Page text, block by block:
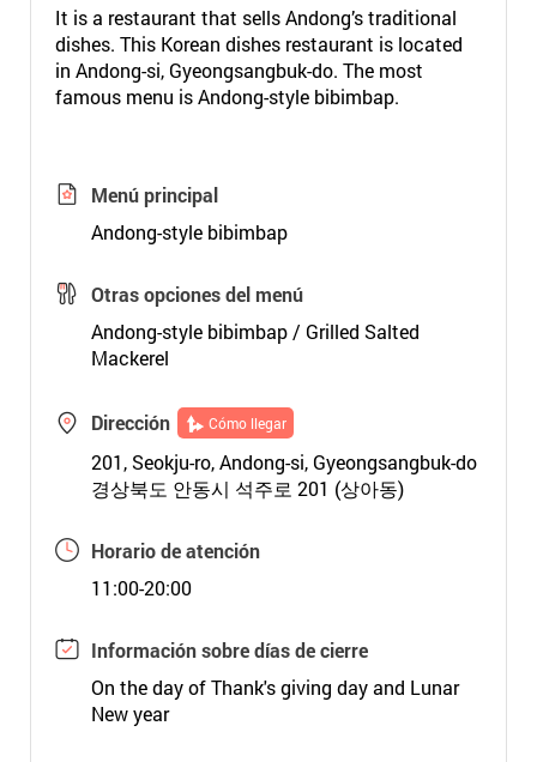
It is a restaurant that sells Andong’s traditional
dishes. This Korean dishes restaurant is located
in Andong-si, Gyeongsangbuk-do. The most
famous menu is Andong-style bibimbap.
Menú principal
Andong-style bibimbap
Otras opciones del menú
Andong-style bibimbap / Grilled Salted
Mackerel
Dirección Cómo llegar
201, Seokju-ro, Andong-si, Gyeongsangbuk-do
경상북도 안동시 석주로 201 (상아동)
Horario de atención
11:00-20:00
Información sobre días de cierre
On the day of Thank's giving day and Lunar
New year